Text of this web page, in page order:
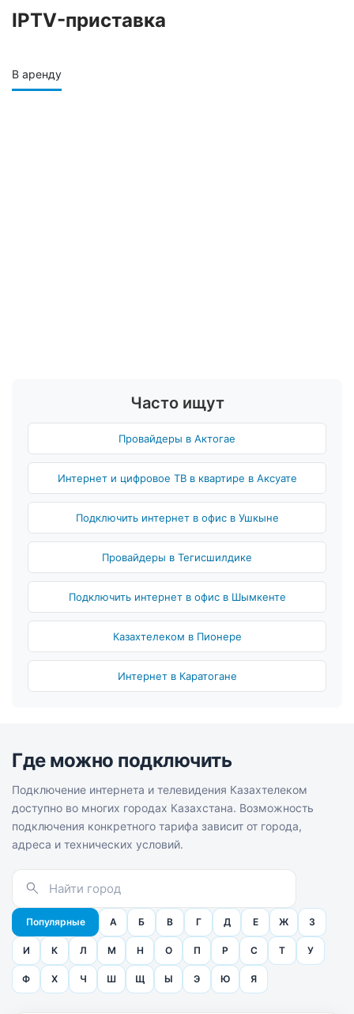
IPTV-приставка
В аренду
Часто ищут
Провайдеры в Актогае
Интернет и цифровое ТВ в квартире в Аксуате
Подключить интернет в офис в Ушкыне
Провайдеры в Тегисшилдике
Подключить интернет в офис в Шымкенте
Казахтелеком в Пионере
Интернет в Каратогане
Где можно подключить
Подключение интернета и телевидения Казахтелеком
доступно во многих городах Казахстана. Возможность
подключения конкретного тарифа зависит от города,
адреса и технических условий.
Популярные А Б В Г Д Е Ж З
И К Л М Н О П Р С Т У
Ф Х Ч Ш Щ Ы Э Ю Я